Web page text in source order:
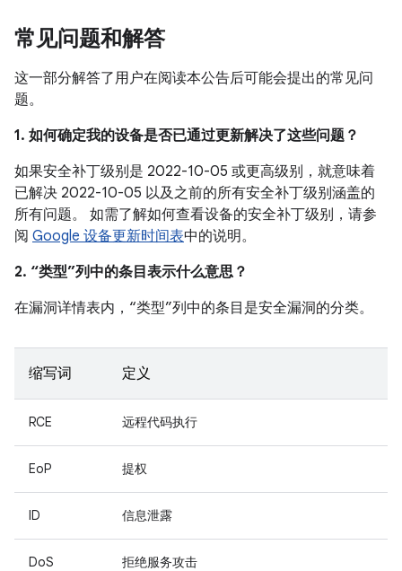
常见问题和解答
这一部分解答了用户在阅读本公告后可能会提出的常见问
题。
1. 如何确定我的设备是否已通过更新解决了这些问题？
如果安全补丁级别是 2022-10-05 或更高级别，就意味着
已解决 2022-10-05 以及之前的所有安全补丁级别涵盖的
所有问题。 如需了解如何查看设备的安全补丁级别，请参
阅 Google 设备更新时间表中的说明。
2. “类型”列中的条目表示什么意思？
在漏洞详情表内，“类型”列中的条目是安全漏洞的分类。
缩写词 定义
RCE 远程代码执行
EoP 提权
ID 信息泄露
DoS 拒绝服务攻击